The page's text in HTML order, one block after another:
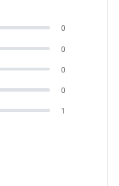
0
0
0
0
1